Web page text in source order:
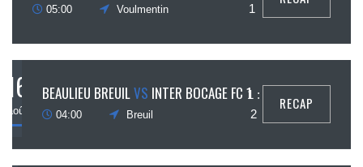
05:00 Voulmentin
1
16
août
BEAULIEU BREUILVS INTER BOCAGE FC 1
04:00 Breuil
1 :
2
RECAP